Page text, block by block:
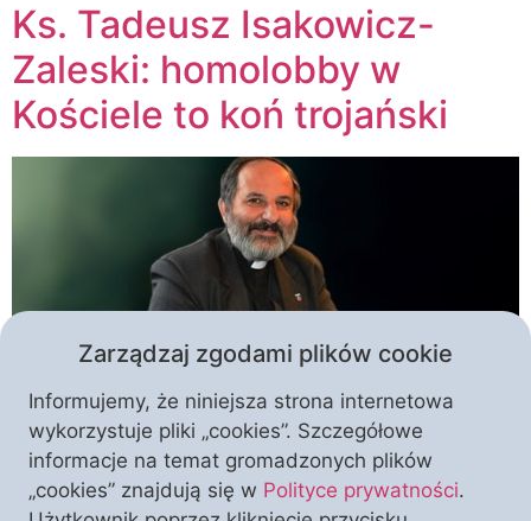
Ks. Tadeusz Isakowicz-
Zaleski: homolobby w
Kościele to koń trojański
„Demoralizuje, rozkłada od wewnątrz, jest
zagrożeniem szczególnie dla młodego pokolenia,
które jest – w mojej ocenie – słabsze niż poprzednie
roczniki zahartowane w sporach z komunizmem”.
Zarządzaj zgodami plików cookie
Informujemy, że niniejsza strona internetowa
wykorzystuje pliki „cookies”. Szczegółowe
informacje na temat gromadzonych plików
„cookies” znajdują się w Polityce prywatności.